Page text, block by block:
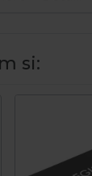
si: